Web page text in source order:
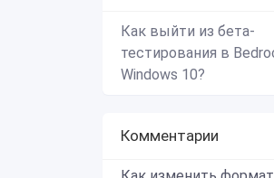
Как выйти из бета-
тестирования в
Windows 10?
Комментарии